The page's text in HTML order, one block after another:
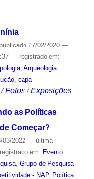
publicado27/02/2020 —
— registrado em:
, Arqueologia,
, capa
/Fotos /Exposições
as Políticas
Começar?
03/2022 — última
em: Evento
, Grupo de Pesquisa
- NAP, Política